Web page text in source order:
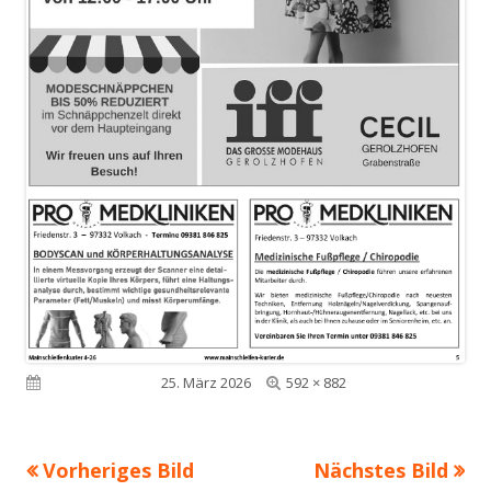
Veröffentlicht am25. März 2026
Volle
592 × 882
Vorheriges Bild Nächstes Bild